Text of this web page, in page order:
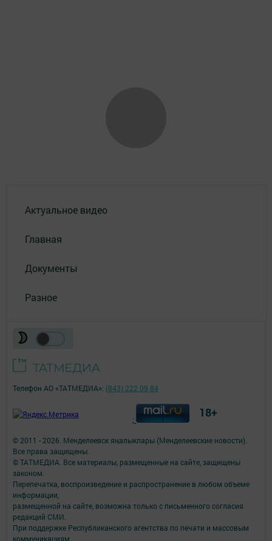
Актуальное видео
Главная
Документы
Разное
© 2011 - 2026. Менделеевск яӊалыклары (Менделеевские новости).
Все права защищены.
© ТАТМЕДИА. Все материалы, размещенные на сайте, защищены
законом.
Перепечатка, воспроизведение и распространение в любом объеме
информации,
размещенной на сайте, возможна только с письменного согласия
редакций СМИ.
При поддержке Республиканского агентства по печати и массовым
коммуникациям.
Телефон АО «ТАТМЕДИА»: (843) 222 09 84
; 18+